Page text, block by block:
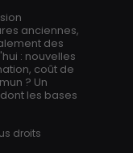
anciennes,
des
: nouvelles
coût de
? Un
les bases
droits